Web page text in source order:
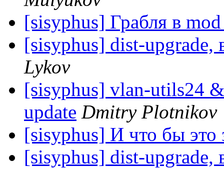
[sisyphus] Грабля в
[sisyphus] dist-upgrade,
Lykov
[sisyphus] vlan-utils24
update Dmitry Plotnikov
[sisyphus] И что бы это
[sisyphus] dist-upgrade,